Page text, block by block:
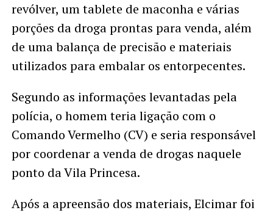
revólver, um tablete de maconha e várias
porções da droga prontas para venda, além
de uma balança de precisão e materiais
utilizados para embalar os entorpecentes.
Segundo as informações levantadas pela
polícia, o homem teria ligação com o
Comando Vermelho (CV) e seria responsável
por coordenar a venda de drogas naquele
ponto da Vila Princesa.
Após a apreensão dos materiais, Elcimar foi